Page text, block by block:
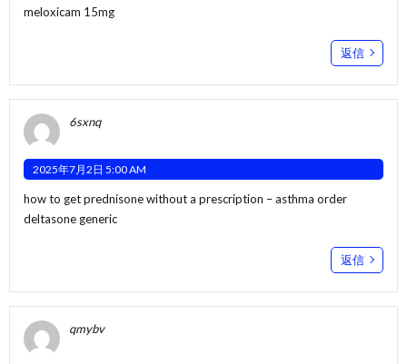
meloxicam 15mg
返信
6sxnq
2025年7月2日 5:00 AM
how to get prednisone without a prescription –asthma order
deltasone generic
返信
qmybv